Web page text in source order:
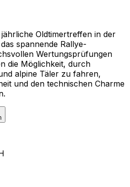
jährliche Oldtimertreffen in der
spannende Rallye-
Wertungsprüfungen
die Möglichkeit, durch
alpine Täler zu fahren,
und den technischen Charme